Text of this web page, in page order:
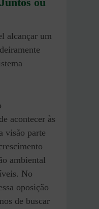
alcançar um
acontecer às
visão parte
ambiental
No
oposição
de buscar